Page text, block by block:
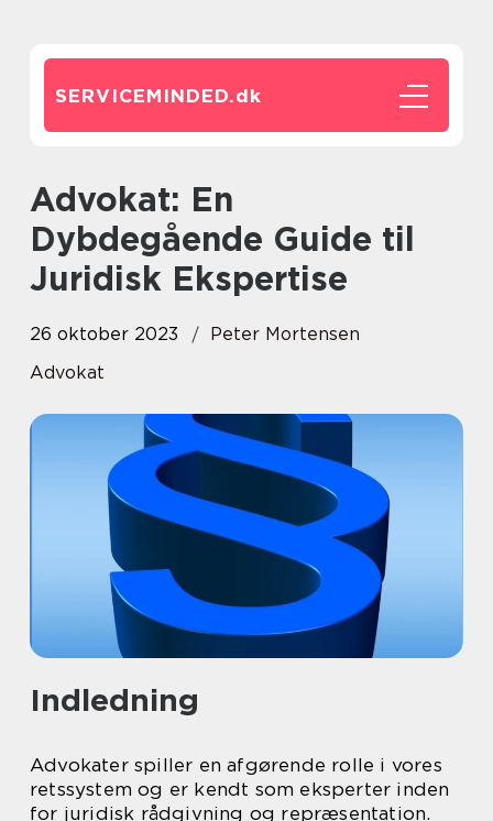
SERVICEMINDED.dk
Advokat: En
Dybdegående Guide til
Juridisk Ekspertise
26 oktober 2023
Peter Mortensen
Advokat
Indledning
Advokater spiller en afgørende rolle i vores
retssystem og er kendt som eksperter inden
for juridisk rådgivning og repræsentation.